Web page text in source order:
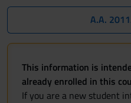
A.A.
This information is
already enrolled in this
If you are a new student